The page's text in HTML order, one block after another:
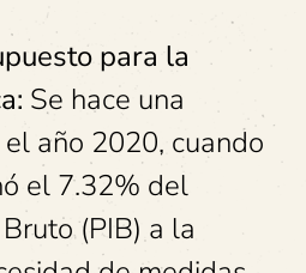
para la
Se hace una
año 2020, cuando
el 7.32% del
(PIB) a la